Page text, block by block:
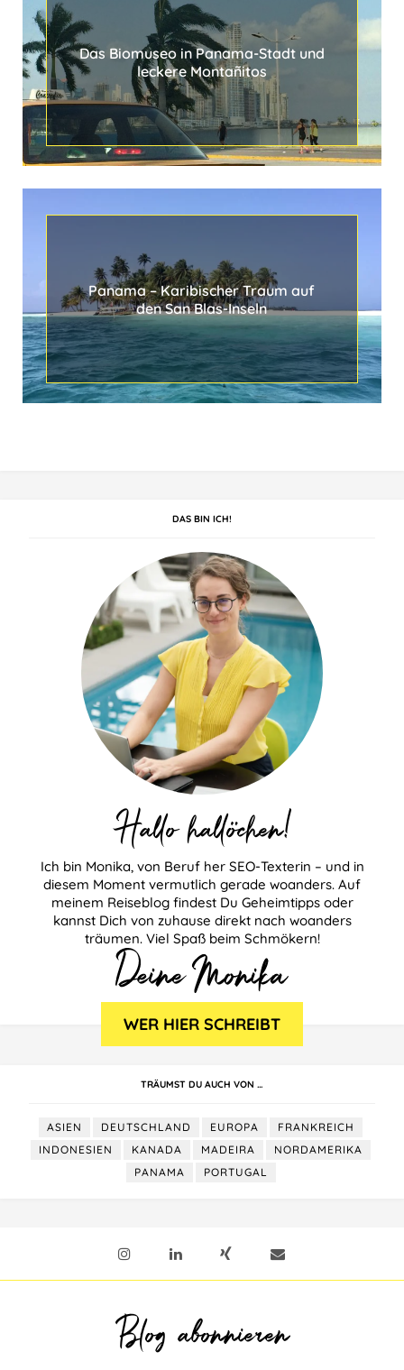
o
l
K
o
f
e
r
Das Biomuseo in Panama-Stadt und
leckere Montañitos
Panama ‒ Karibischer Traum auf
den San Blas-Inseln
DAS BIN ICH!
Hallo hallöchen!
Ich bin Monika, von Beruf her SEO-Texterin – und in
diesem Moment vermutlich gerade woanders. Auf
meinem Reiseblog findest Du Geheimtipps oder
kannst Dich von zuhause direkt nach woanders
träumen. Viel Spaß beim Schmökern!
TRÄUMST DU AUCH VON …
ASIEN DEUTSCHLAND EUROPA
FRANKREICH
INDONESIEN
KANADA MADEIRA
NORDAMERIKA
PANAMA
PORTUGAL
Blog abonnieren